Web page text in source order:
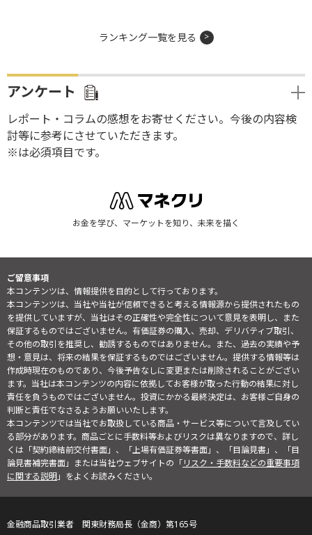
ランキング一覧を見る
アンケート
レポート・コラムの感想をお寄せください。今後の内容検
討等に参考にさせていただきます。
※は必須項目です。
お金を学び、マーケットを知り、未来を描く
ご留意事項
本コンテンツは、情報提供を目的として行っております。
本コンテンツは、当社や当社が信頼できると考える情報源から提供されたもの
を提供していますが、当社はその正確性や完全性について意見を表明し、また
保証するものではございません。有価証券の購入、売却、デリバティブ取引、
その他の取引を推奨し、勧誘するものではありません。また、過去の実績や予
想・意見は、将来の結果を保証するものではございません。提供する情報等は
作成時現在のものであり、今後予告なしに変更または削除されることがござい
ます。当社は本コンテンツの内容に依拠してお客様が取った行動の結果に対し
責任を負うものではございません。投資にかかる最終決定は、お客様ご自身の
判断と責任でなさるようお願いいたします。
本コンテンツでは当社でお取扱している商品・サービス等について言及してい
る部分があります。商品ごとに手数料等およびリスクは異なりますので、詳し
くは「契約締結前交付書面」、「上場有価証券等書面」、「目論見書」、「目
論見書補完書面」または当社ウェブサイトの「リスク・手数料などの重要事項
に関する説明」をよくお読みください。
金融商品取引業者 関東財務局長（金商）第165号